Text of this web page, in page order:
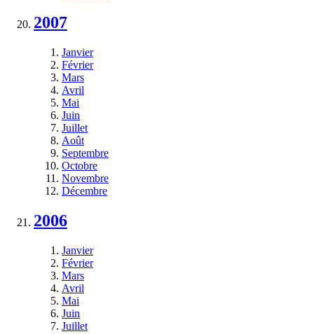
2007
Janvier
Février
Mars
Avril
Mai
Juin
Juillet
Août
Septembre
Octobre
Novembre
Décembre
2006
Janvier
Février
Mars
Avril
Mai
Juin
Juillet